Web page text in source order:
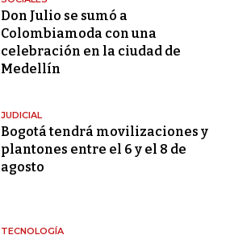
Don Julio se sumó a
Colombiamoda con una
celebración en la ciudad de
Medellín
JUDICIAL
Bogotá tendrá movilizaciones y
plantones entre el 6 y el 8 de
agosto
TECNOLOGÍA